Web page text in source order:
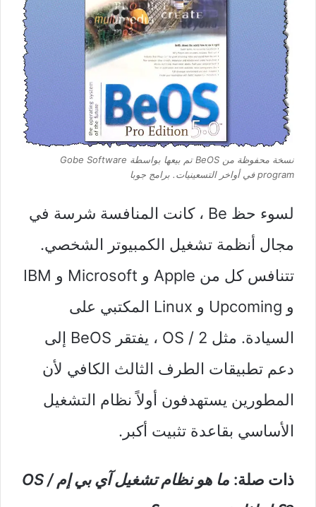
نسخة محفوظة من BeOS تم بيعها بواسطة Gobe Software
program في أواخر التسعينيات.
برامج جوبا
لسوء حظ Be ، كانت المنافسة شرسة في
مجال أنظمة تشغيل الكمبيوتر الشخصي.
تتنافس كل من Apple و Microsoft و IBM
و Upcoming و Linux المكتبي على
السيادة. مثل OS / 2 ، يفتقر BeOS إلى
دعم تطبيقات الطرف الثالث الكافي لأن
المطورين يستهدفون أولاً نظام التشغيل
الأساسي بقاعدة تثبيت أكبر.
ذات صلة:
ما هو نظام تشغيل آي بي إم OS /